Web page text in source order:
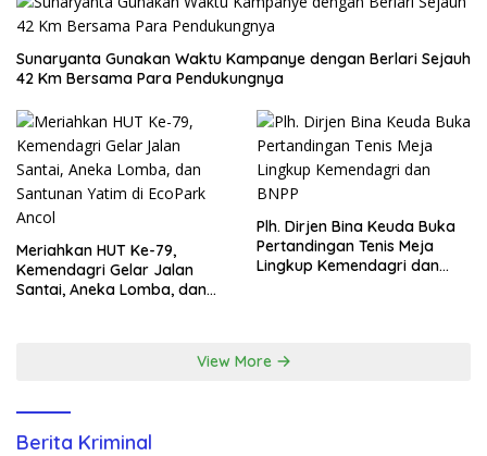
Sunaryanta Gunakan Waktu Kampanye dengan Berlari Sejauh
42 Km Bersama Para Pendukungnya
Meriahkan HUT Ke-79,
Kemendagri Gelar Jalan
Santai, Aneka Lomba, dan
Plh. Dirjen Bina Keuda Buka
Pertandingan Tenis Meja
Lingkup Kemendagri dan
View More
Berita Kriminal